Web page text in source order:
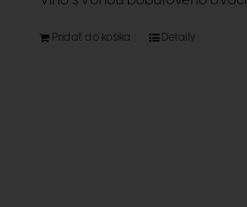
Pridať do košíka Detaily